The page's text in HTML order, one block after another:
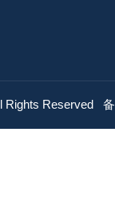
Rights Reserved